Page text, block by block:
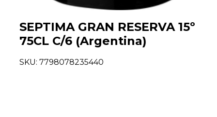
SEPTIMA GRAN RESERVA 15º
75CL C/6 (Argentina)
SKU: 7798078235440